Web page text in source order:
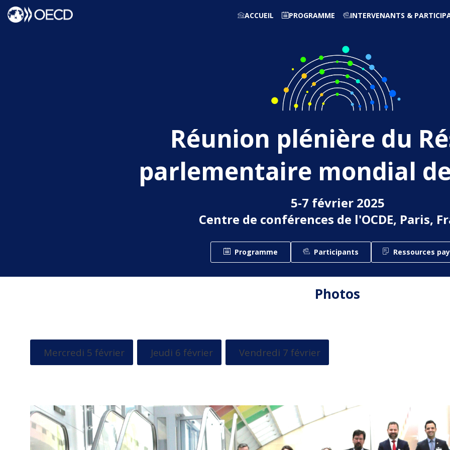
ACCUEIL PROGRAMME INTERVENANTS &
Réunion plénière du
parlementaire mondial de
5-7 février 2025
Centre de conférences de l'OCDE, Paris,
Programme Participants Ressources
Photos
Mercredi 5 février Jeudi 6 février Vendredi 7 février